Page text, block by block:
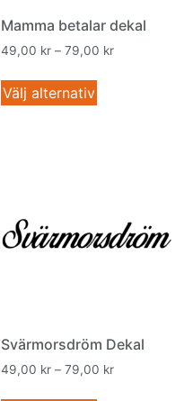
Mamma betalar dekal
49,00 kr – 79,00 kr
Välj alternativ
Svärmorsdröm Dekal
49,00 kr – 79,00 kr